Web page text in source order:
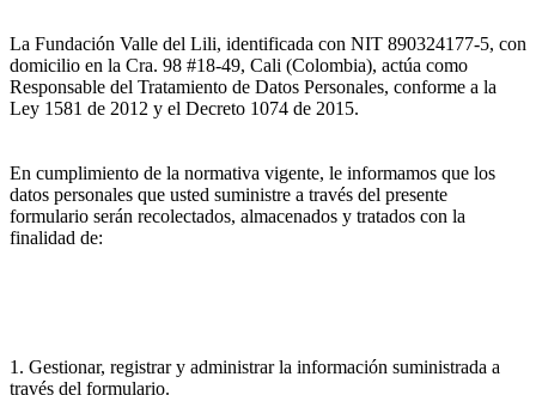
La Fundación Valle del Lili, identificada con NIT 890324177-5, con
domicilio en la Cra. 98 #18-49, Cali (Colombia), actúa como
Responsable del Tratamiento de Datos Personales, conforme a la
Ley 1581 de 2012 y el Decreto 1074 de 2015.
En cumplimiento de la normativa vigente, le informamos que los
datos personales que usted suministre a través del presente
formulario serán recolectados, almacenados y tratados con la
finalidad de:
1. Gestionar, registrar y administrar la información suministrada a
través del formulario.